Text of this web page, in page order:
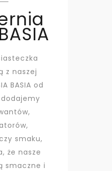
z naszej
BASIA od
dodajemy
smaku,
że nasze
smaczne i